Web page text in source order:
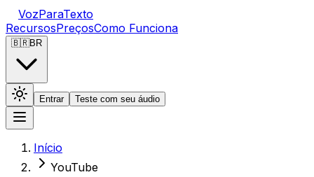
VozParaTexto
RecursosPreçosComo Funciona
🇧🇷BR
Entrar Teste com seu áudio
Início
YouTube